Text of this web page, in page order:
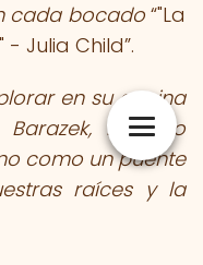
cada bocado "La
Julia Child .
en su cocina
no solo
como un puente
raíces y la